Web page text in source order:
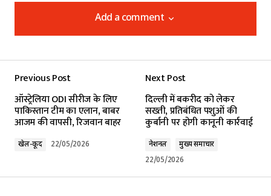
Add a comment
Add a comment
Required fields are marked*
Previous Post
ऑस्ट्रेलिया ODI सीरीज के लिए
पाकिस्तान टीम का एलान, बाबर
आजम की वापसी, रिजवान बाहर
खेल-कूद 22/05/2026
Next Post
दिल्ली में बकरीद को लेकर
सख्ती, प्रतिबंधित पशुओं की
कुर्बानी पर होगी कानूनी कार्रवाई
नेशनल
मुख्य समाचार
22/05/2026